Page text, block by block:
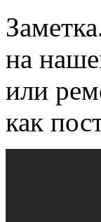
на
или
как